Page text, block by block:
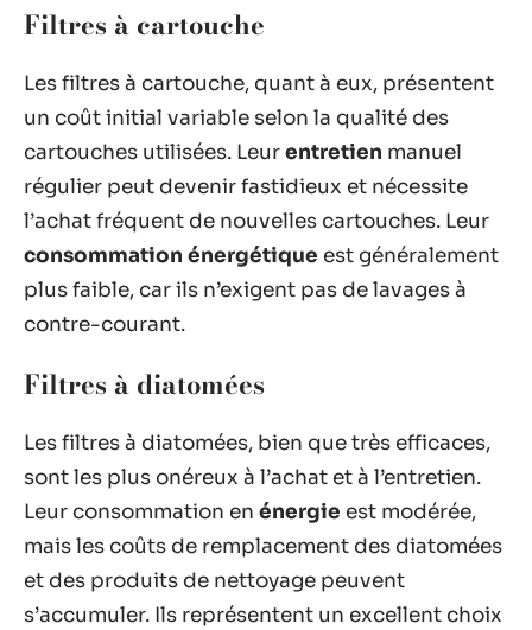
Filtres à cartouche
Les filtres à cartouche, quant à eux, présentent
un coût initial variable selon la qualité des
cartouches utilisées. Leurentretien manuel
régulier peut devenir fastidieux et nécessite
l’achat fréquent de nouvelles cartouches. Leur
consommation énergétique est généralement
plus faible, car ils n’exigent pas de lavages à
contre-courant.
Filtres à diatomées
Les filtres à diatomées, bien que très efficaces,
sont les plus onéreux à l’achat et à l’entretien.
Leur consommation en énergie est modérée,
mais les coûts de remplacement des diatomées
et des produits de nettoyage peuvent
s’accumuler. Ils représentent un excellent choix